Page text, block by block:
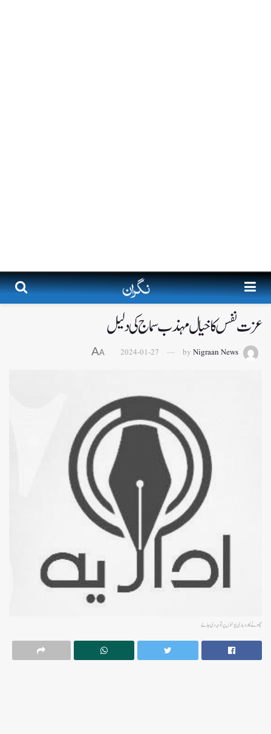
عزت نفس کا خیال مہذب سماج کی دلیل
by Nigraan News
2024-01-27
A
A
چھوٹے کاروباری یونٹوں پر توجہ دی جائے